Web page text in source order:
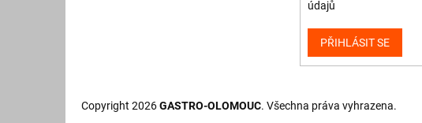
údajů
PŘIHLÁSIT SE
Copyright 2026GASTRO-OLOMOUC. Všechna práva vyhrazena.